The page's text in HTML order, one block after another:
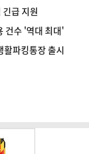
급 지원
건수 '역대 최대'
파킹통장 출시